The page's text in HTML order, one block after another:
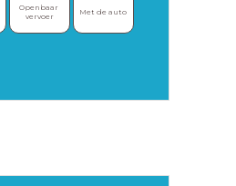
Openbaar
vervoer
Met de auto